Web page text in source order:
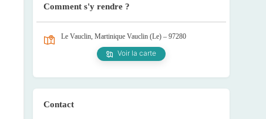
Comment s'y rendre ?
Le Vauclin, Martinique Vauclin (Le) – 97280
Voir la carte
Contact